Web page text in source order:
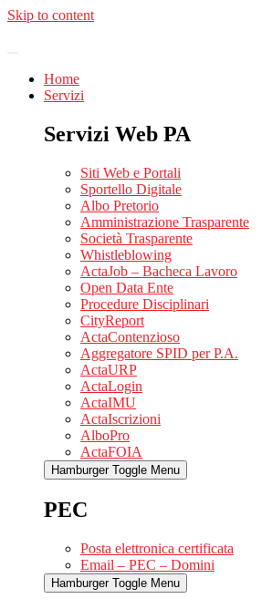
Skip to content
Home
Servizi
Servizi Web PA
Siti Web e Portali
Sportello Digitale
Albo Pretorio
Amministrazione Trasparente
Società Trasparente
Whistleblowing
ActaJob – Bacheca Lavoro
Open Data Ente
Procedure Disciplinari
CityReport
ActaContenzioso
Aggregatore SPID per P.A.
ActaURP
ActaLogin
ActaIMU
ActaIscrizioni
AlboPro
ActaFOIA
Hamburger Toggle Menu
PEC
Posta elettronica certificata
Email – PEC – Domini
Hamburger Toggle Menu